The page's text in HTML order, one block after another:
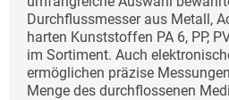
Durchflussmesser aus Metall,
harten Kunststoffen PA 6, PP,
im Sortiment. Auch
ermöglichen präzise
Menge des durchflossenen